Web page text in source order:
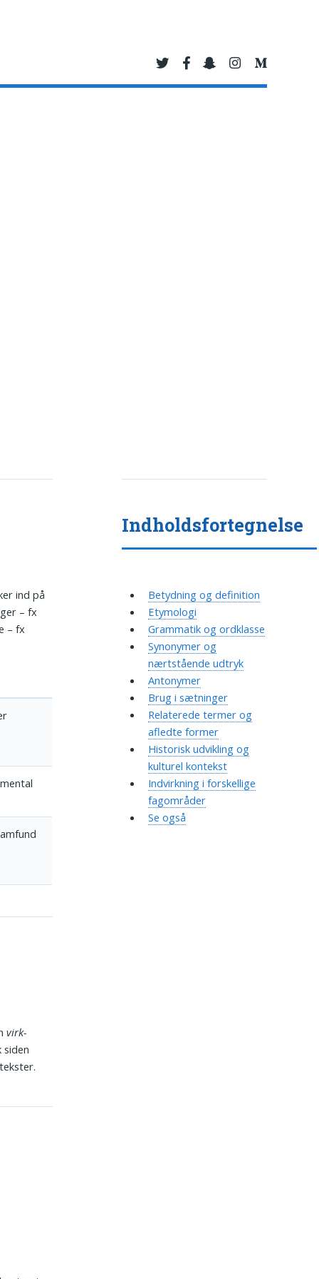
ind på
– fx
– fx
virk-
Indholdsfortegnelse
Betydning og definition
Etymologi
Grammatik og ordklasse
Synonymer og
nærtstående udtryk
Antonymer
Brug i sætninger
Relaterede termer og
afledte former
Historisk udvikling og
kulturel kontekst
Indvirkning i forskellige
fagområder
Se også